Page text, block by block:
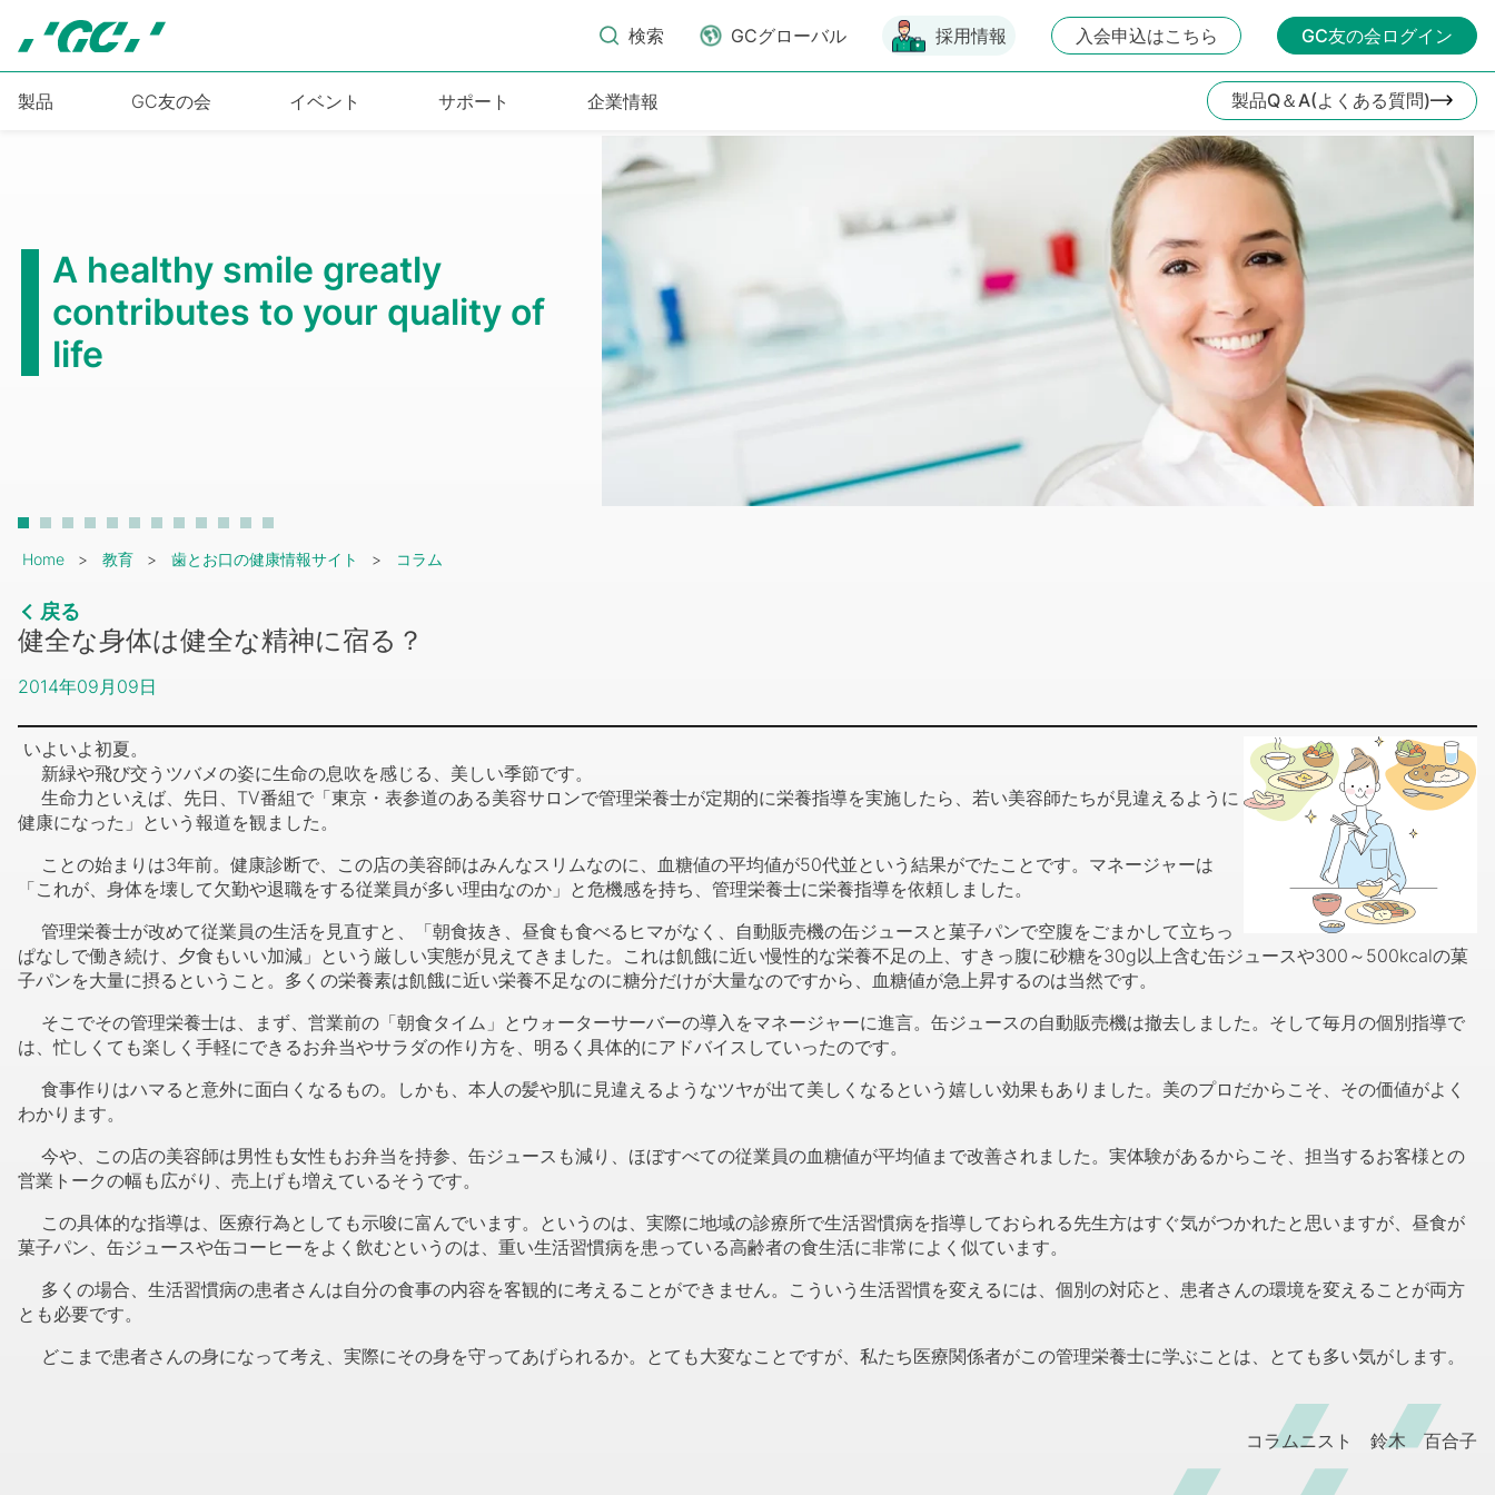
検索 GCグローバル 採用情報 入会申込はこちら GC友の会ログイン
製品 GC友の会 イベント サポート 企業情報 製品Q＆A(よくある質問)
A healthy smile greatly
contributes to your quality of
life
Breadcrumb
Home 教育 歯とお口の健康情報サイト コラム
戻る
健全な身体は健全な精神に宿る？
2014年09月09日
いよいよ初夏。
新緑や飛び交うツバメの姿に生命の息吹を感じる、美しい季節です。
生命力といえば、先日、TV番組で「東京・表参道のある美容サロンで管理栄養士が定期的に栄養指導を実施したら、若い美容師たちが見違えるように
健康になった」という報道を観ました。
ことの始まりは3年前。健康診断で、この店の美容師はみんなスリムなのに、血糖値の平均値が50代並という結果がでたことです。マネージャーは
「これが、身体を壊して欠勤や退職をする従業員が多い理由なのか」と危機感を持ち、管理栄養士に栄養指導を依頼しました。
管理栄養士が改めて従業員の生活を見直すと、「朝食抜き、昼食も食べるヒマがなく、自動販売機の缶ジュースと菓子パンで空腹をごまかして立ちっ
ぱなしで働き続け、夕食もいい加減」という厳しい実態が見えてきました。これは飢餓に近い慢性的な栄養不足の上、すきっ腹に砂糖を30g以上含む缶ジュースや300～500kcalの菓
子パンを大量に摂るということ。多くの栄養素は飢餓に近い栄養不足なのに糖分だけが大量なのですから、血糖値が急上昇するのは当然です。
そこでその管理栄養士は、まず、営業前の「朝食タイム」とウォーターサーバーの導入をマネージャーに進言。缶ジュースの自動販売機は撤去しました。そして毎月の個別指導で
は、忙しくても楽しく手軽にできるお弁当やサラダの作り方を、明るく具体的にアドバイスしていったのです。
食事作りはハマると意外に面白くなるもの。しかも、本人の髪や肌に見違えるようなツヤが出て美しくなるという嬉しい効果もありました。美のプロだからこそ、その価値がよく
わかります。
今や、この店の美容師は男性も女性もお弁当を持参、缶ジュースも減り、ほぼすべての従業員の血糖値が平均値まで改善されました。実体験があるからこそ、担当するお客様との
営業トークの幅も広がり、売上げも増えているそうです。
この具体的な指導は、医療行為としても示唆に富んでいます。というのは、実際に地域の診療所で生活習慣病を指導しておられる先生方はすぐ気がつかれたと思いますが、昼食が
菓子パン、缶ジュースや缶コーヒーをよく飲むというのは、重い生活習慣病を患っている高齢者の食生活に非常によく似ています。
多くの場合、生活習慣病の患者さんは自分の食事の内容を客観的に考えることができません。こういう生活習慣を変えるには、個別の対応と、患者さんの環境を変えることが両方
とも必要です。
どこまで患者さんの身になって考え、実際にその身を守ってあげられるか。とても大変なことですが、私たち医療関係者がこの管理栄養士に学ぶことは、とても多い気がします。
コラムニスト 鈴木 百合子